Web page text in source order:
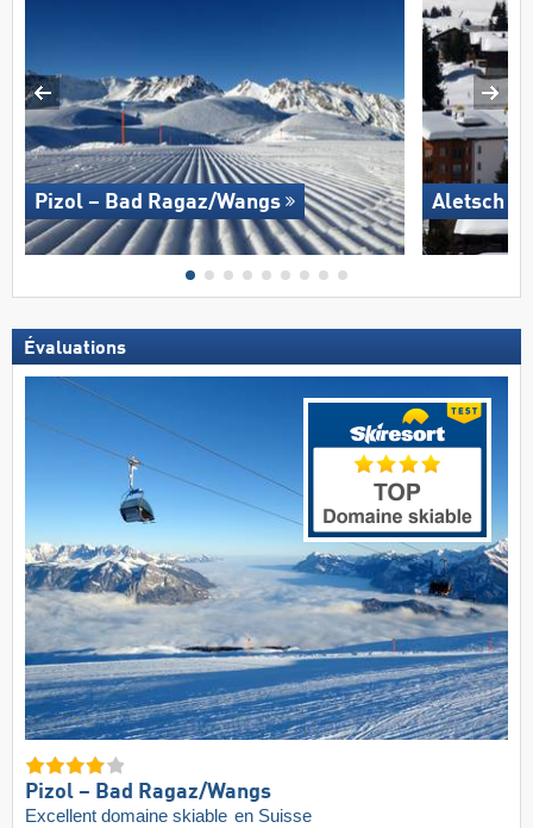
Pizol – Bad Ragaz/​Wangs Aletsch
Évaluations
Pizol – Bad Ragaz/​Wangs
Excellent domaine skiable en Suisse